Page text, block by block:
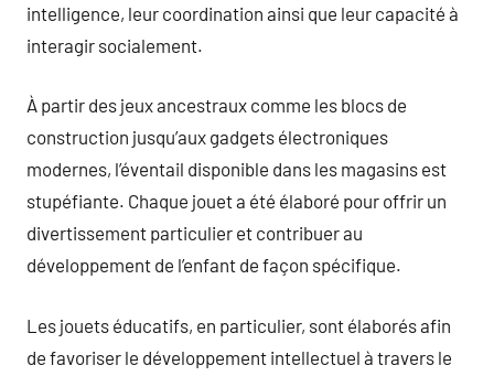
intelligence, leur coordination ainsi que leur capacité à
interagir socialement.
À partir des jeux ancestraux comme les blocs de
construction jusqu’aux gadgets électroniques
modernes, l’éventail disponible dans les magasins est
stupéfiante. Chaque jouet a été élaboré pour offrir un
divertissement particulier et contribuer au
développement de l’enfant de façon spécifique.
Les jouets éducatifs, en particulier, sont élaborés afin
de favoriser le développement intellectuel à travers le